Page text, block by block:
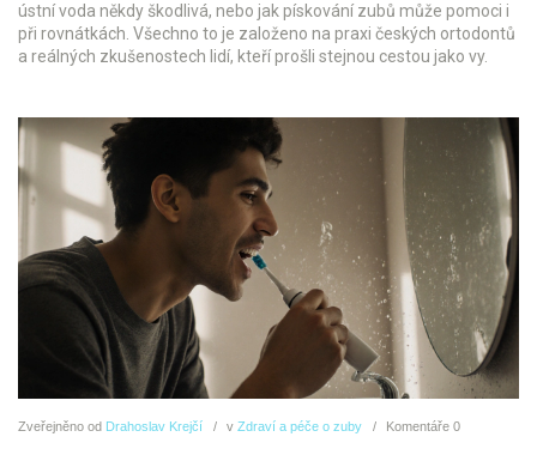
ústní voda někdy škodlivá, nebo jak pískování zubů může pomoci i
při rovnátkách. Všechno to je založeno na praxi českých ortodontů
a reálných zkušenostech lidí, kteří prošli stejnou cestou jako vy.
Zveřejněno od Drahoslav Krejčí v Zdraví a péče o zuby Komentáře 0